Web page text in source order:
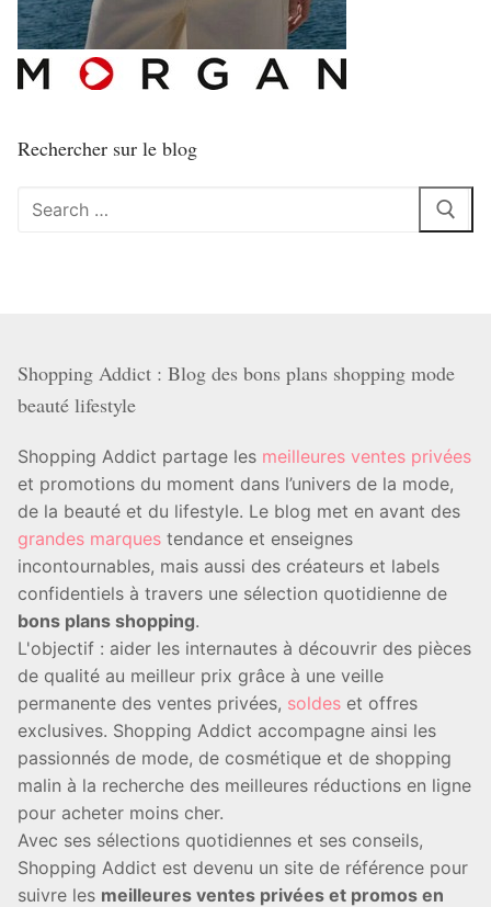
Rechercher sur le blog
Rechercher
Shopping Addict : Blog des bons plans shopping mode
beauté lifestyle
Shopping Addict partage les meilleures ventes privées
et promotions du moment dans l’univers de la mode,
de la beauté et du lifestyle. Le blog met en avant des
grandes marques tendance et enseignes
incontournables, mais aussi des créateurs et labels
confidentiels à travers une sélection quotidienne de
bons plans shopping.
L'objectif : aider les internautes à découvrir des pièces
de qualité au meilleur prix grâce à une veille
permanente des ventes privées, soldes et offres
exclusives. Shopping Addict accompagne ainsi les
passionnés de mode, de cosmétique et de shopping
malin à la recherche des meilleures réductions en ligne
pour acheter moins cher.
Avec ses sélections quotidiennes et ses conseils,
Shopping Addict est devenu un site de référence pour
suivre les meilleures ventes privées et promos en